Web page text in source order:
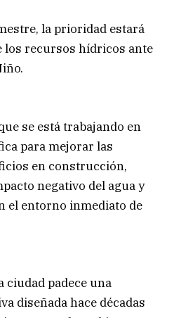
la prioridad estará
los recursos hídricos ante
se está trabajando en
para mejorar las
en construcción,
negativo del agua y
el entorno inmediato de
ciudad padece una
diseñada hace décadas